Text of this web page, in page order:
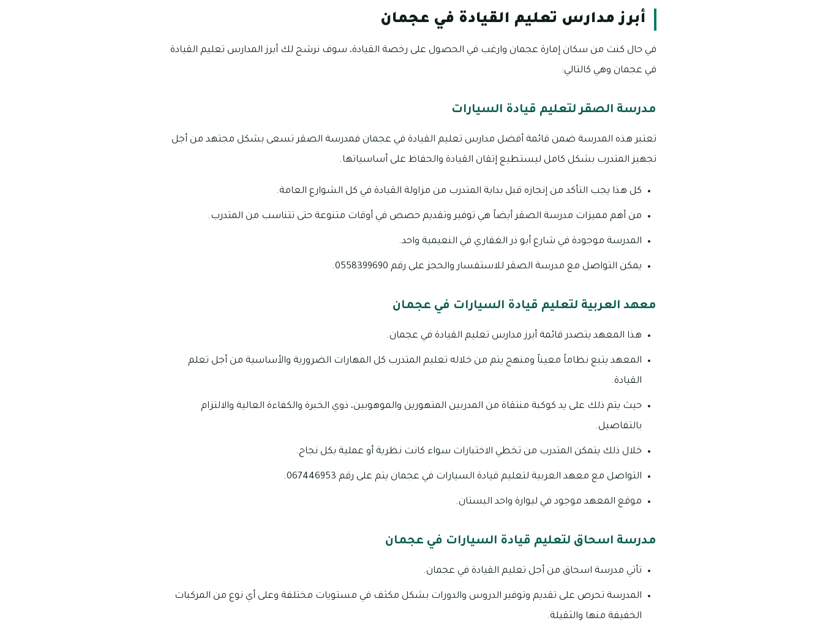
أبرز مدارس تعليم القيادة في عجمان
في حال كنت من سكان إمارة عجمان وارغب في الحصول على رخصة القيادة، سوف نرشح لك أبرز المدارس تعليم القيادة
في عجمان وهي كالتالي:
مدرسة الصقر لتعليم قيادة السيارات
تعتبر هذه المدرسة ضمن قائمة أفضل مدارس تعليم القيادة في عجمان فمدرسة الصقر تسعى بشكل مجتهد من أجل
تجهيز المتدرب بشكل كامل ليستطيع إتقان القيادة والحفاظ على أساسياتها.
كل هذا يجب التأكد من إنجازه قبل بداية المتدرب من مزاولة القيادة في كل الشوارع العامة.
من أهم مميزات مدرسة الصقر أيضاً هي توفير وتقديم حصص في أوقات متنوعة حتى تتناسب من المتدرب.
المدرسة موجودة في شارع أبو ذر الغفاري في النعيمية واحد.
يمكن التواصل مع مدرسة الصقر للاستفسار والحجز على رقم 0558399690.
معهد العربية لتعليم قيادة السيارات في عجمان
هذا المعهد يتصدر قائمة أبرز مدارس تعليم القيادة في عجمان.
المعهد يتبع نظاماً معيناً ومنهج يتم من خلاله تعليم المتدرب كل المهارات الضرورية والأساسية من أجل تعلم
القيادة.
حيث يتم ذلك على يد كوكبة منتقاة من المدربين المتهورين والموهوبين، ذوي الخبرة والكفاءة العالية والالتزام
بالتفاصيل.
خلال ذلك يتمكن المتدرب من تخطي الاختبارات سواء كانت نظرية أو عملية بكل نجاح.
التواصل مع معهد العربية لتعليم قيادة السيارات في عجمان يتم على رقم 067446953.
موقع المعهد موجود في ليوارة واحد البستان.
مدرسة اسحاق لتعليم قيادة السيارات في عجمان
تأتي مدرسة اسحاق من أجل تعليم القيادة في عجمان.
المدرسة تحرص على تقديم وتوفير الدروس والدورات بشكل مكثف في مستويات مختلفة وعلى أي نوع من المركبات
الخفيفة منها والثقيلة.